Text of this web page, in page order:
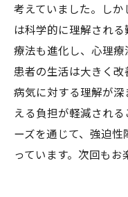
考えていました。し
は科学的に理解され
療法も進化し、心理療
患者の生活は大きく
病気に対する理解が
える負担が軽減され
ーズを通じて、強迫
っています。次回もお